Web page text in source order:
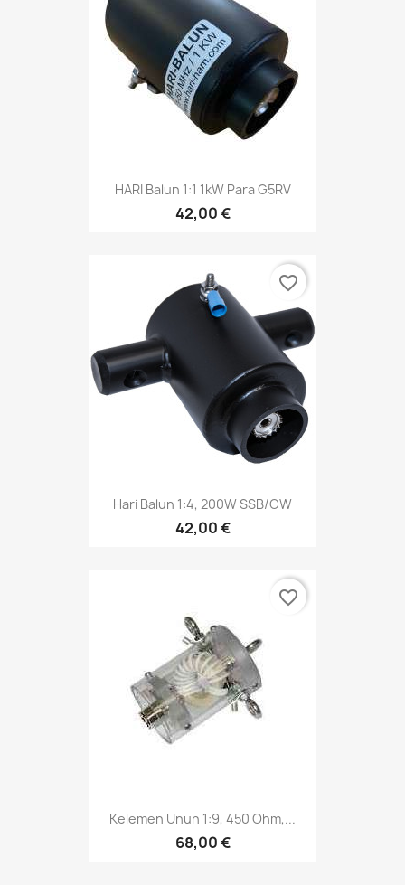
HARI Balun 1:1 1kW Para G5RV
42,00 €
Hari Balun 1:4, 200W SSB/CW
42,00 €
favorite_border
Kelemen Unun 1:9, 450 Ohm,...
68,00 €
favorite_border